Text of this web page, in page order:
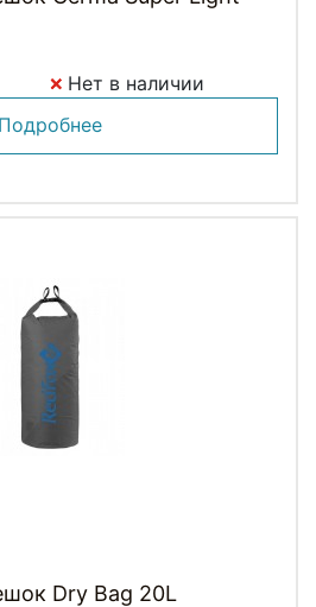
Нет в наличии
Подробнее
Dry Bag 20L